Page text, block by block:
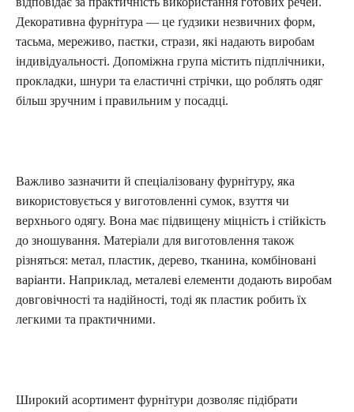
Декоративна фурнітура — це ґудзики незвичних форм,
тасьма, мереживо, паєтки, стрази, які надають виробам
індивідуальності. Допоміжна група містить підплічники,
прокладки, шнури та еластичні стрічки, що роблять одяг
більш зручним і правильним у посадці.
Важливо зазначити й спеціалізовану фурнітуру, яка
використовується у виготовленні сумок, взуття чи
верхнього одягу. Вона має підвищену міцність і стійкість
до зношування. Матеріали для виготовлення також
різняться: метал, пластик, дерево, тканина, комбіновані
варіанти. Наприклад, металеві елементи додають виробам
довговічності та надійності, тоді як пластик робить їх
легкими та практичними.
Широкий асортимент фурнітури дозволяє підібрати